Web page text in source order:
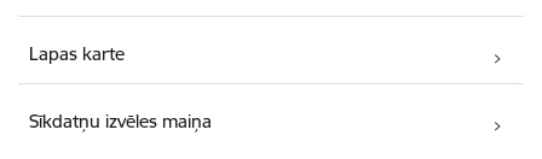
Lapas karte
Sīkdatņu izvēles maiņa